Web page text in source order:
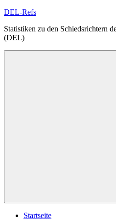
Zum
springen
DEL-Refs
Statistiken zu den Schiedsrichtern
(DEL)
Startseite